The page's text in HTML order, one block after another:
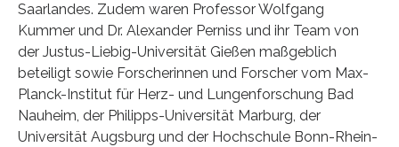
Saarlandes. Zudem waren Professor Wolfgang
Kummer und Dr. Alexander Perniss und ihr Team von
der Justus-Liebig-Universität Gießen maßgeblich
beteiligt sowie Forscherinnen und Forscher vom Max-
Planck-Institut für Herz- und Lungenforschung Bad
Nauheim, der Philipps-Universität Marburg, der
Universität Augsburg und der Hochschule Bonn-Rhein-